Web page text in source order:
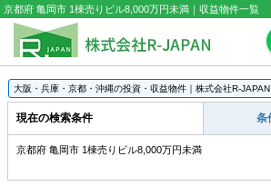
京都府 亀岡市 1棟売りビル8,000万円未満｜収益物件一覧
大阪・兵庫・京都・沖縄の投資・収益物件｜株式会社R-JAPAN
現在の検索条件 条
京都府 亀岡市 1棟売りビル8,000万円未満